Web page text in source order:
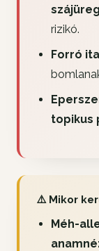
rizikó.
Forró
topikus
⚠️ Mikor
Méh-